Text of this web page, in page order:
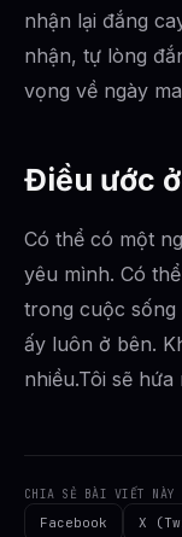
nhận lại đắng
nhận, tự lòng
vọng về ngày
Điều ước
Có thể có một
yêu mình. Có
trong cuộc sống
ấy luôn ở bên.
nhiều.Tôi sẽ
CHIA SẺ BÀI VIẾT NÀY
Facebook X